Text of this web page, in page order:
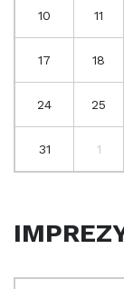
10 11
17 18
24 25
31 1